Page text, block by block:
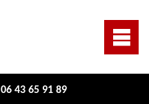
06 43 65 91 89